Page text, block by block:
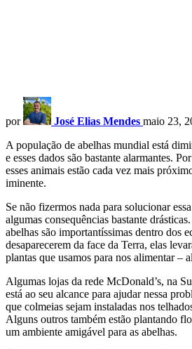
por José Elias Mendes maio 23,
A população de abelhas mundial está
e esses dados são bastante alarmantes.
esses animais estão cada vez mais
iminente.
Se não fizermos nada para solucionar
algumas consequências bastante
abelhas são importantíssimas dentro dos
desaparecerem da face da Terra, elas
plantas que usamos para nos alimentar –
Algumas lojas da rede McDonald’s, na
está ao seu alcance para ajudar nessa
que colmeias sejam instaladas nos
Alguns outros também estão plantando
um ambiente amigável para as abelhas.